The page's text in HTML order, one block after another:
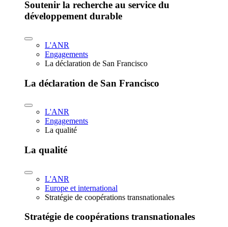
Soutenir la recherche au service du
développement durable
L'ANR
Engagements
La déclaration de San Francisco
La déclaration de San Francisco
L'ANR
Engagements
La qualité
La qualité
L'ANR
Europe et international
Stratégie de coopérations transnationales
Stratégie de coopérations transnationales